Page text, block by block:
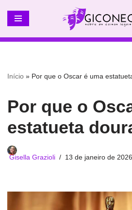
Pular
para
Início » Por que o Oscar é uma
Por que o
estatueta
Gisella Grazioli 13 de janeiro de 2026